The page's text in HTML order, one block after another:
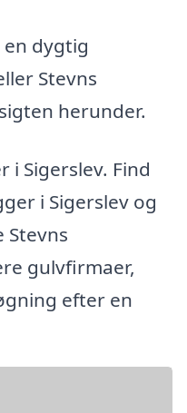
dygtig
Stevns
herunder.
i Sigerslev. Find
i Sigerslev og
Stevns
gulvfirmaer,
efter en